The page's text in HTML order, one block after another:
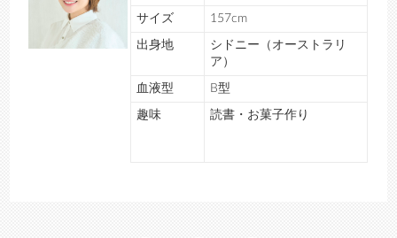
サイズ 157cm
出身地
シドニー（オーストラリ
ア）
血液型 B型
趣味 読書・お菓子作り